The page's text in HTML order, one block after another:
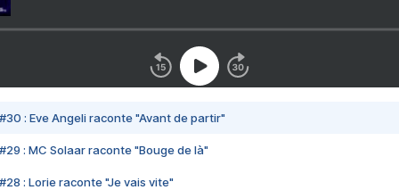
#30 : Eve Angeli raconte "Avant de partir"
#29 : MC Solaar raconte "Bouge de là"
#28 : Lorie raconte "Je vais vite"